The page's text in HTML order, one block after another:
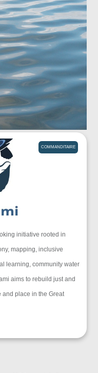
COMMANDITAIRE
initiative rooted in
mapping, inclusive
learning, community water
aims to rebuild just and
and place in the Great